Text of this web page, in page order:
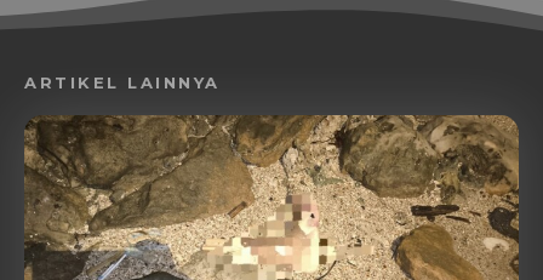
ARTIKEL LAINNYA